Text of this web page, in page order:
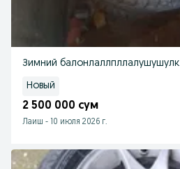
Зимний балонлаллпллалушушулк
Новый
2 500 000 сум
Лаиш - 10 июля 2026 г.